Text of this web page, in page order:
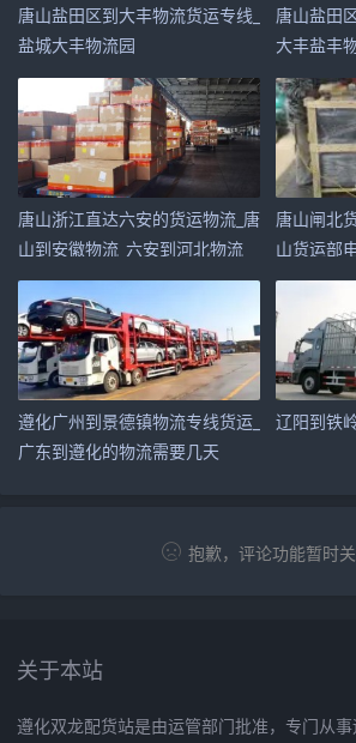
唐山盐田区到大丰物流货运专线_
盐城大丰物流园
唐山盐田
大丰盐丰
唐山浙江直达六安的货运物流_唐
山到安徽物流_六安到河北物流
唐山闸北
山货运部
遵化广州到景德镇物流专线货运_
广东到遵化的物流需要几天
辽阳到铁
抱歉，评论功能暂时
关于本站
遵化双龙配货站是由运管部门批准，专门从